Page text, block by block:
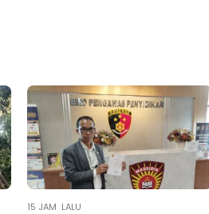
15 JAM LALU